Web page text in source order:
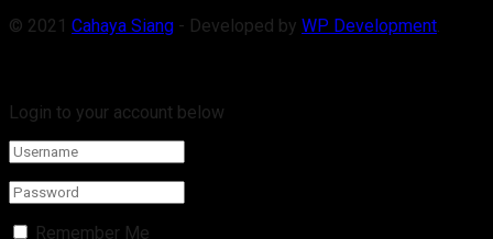
© 2021 Cahaya Siang - Developed by WP Development.
Login to your account below
Remember Me